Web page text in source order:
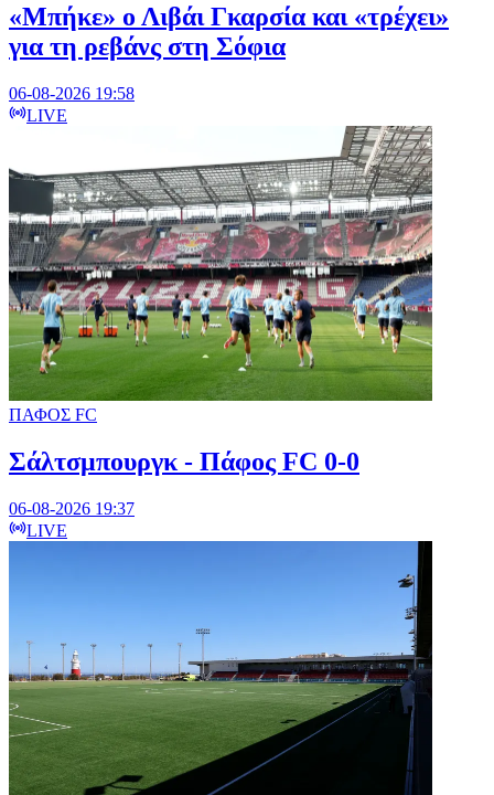
«Μπήκε» ο Λιβάι Γκαρσία και «τρέχει»
για τη ρεβάνς στη Σόφια
06-08-2026 19:58
LIVE
ΠΑΦΟΣ FC
Σάλτσμπουργκ - Πάφος FC 0-0
06-08-2026 19:37
LIVE